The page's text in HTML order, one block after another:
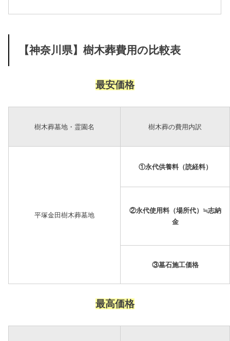
【神奈川県】樹木葬費用の比較表
最安価格
樹木葬墓地・霊園名 樹木葬の費用内訳
平塚金田樹木葬墓地
①永代供養料（読経料）
②永代使用料（場所代）≒志納
金
③墓石施工価格
最高価格